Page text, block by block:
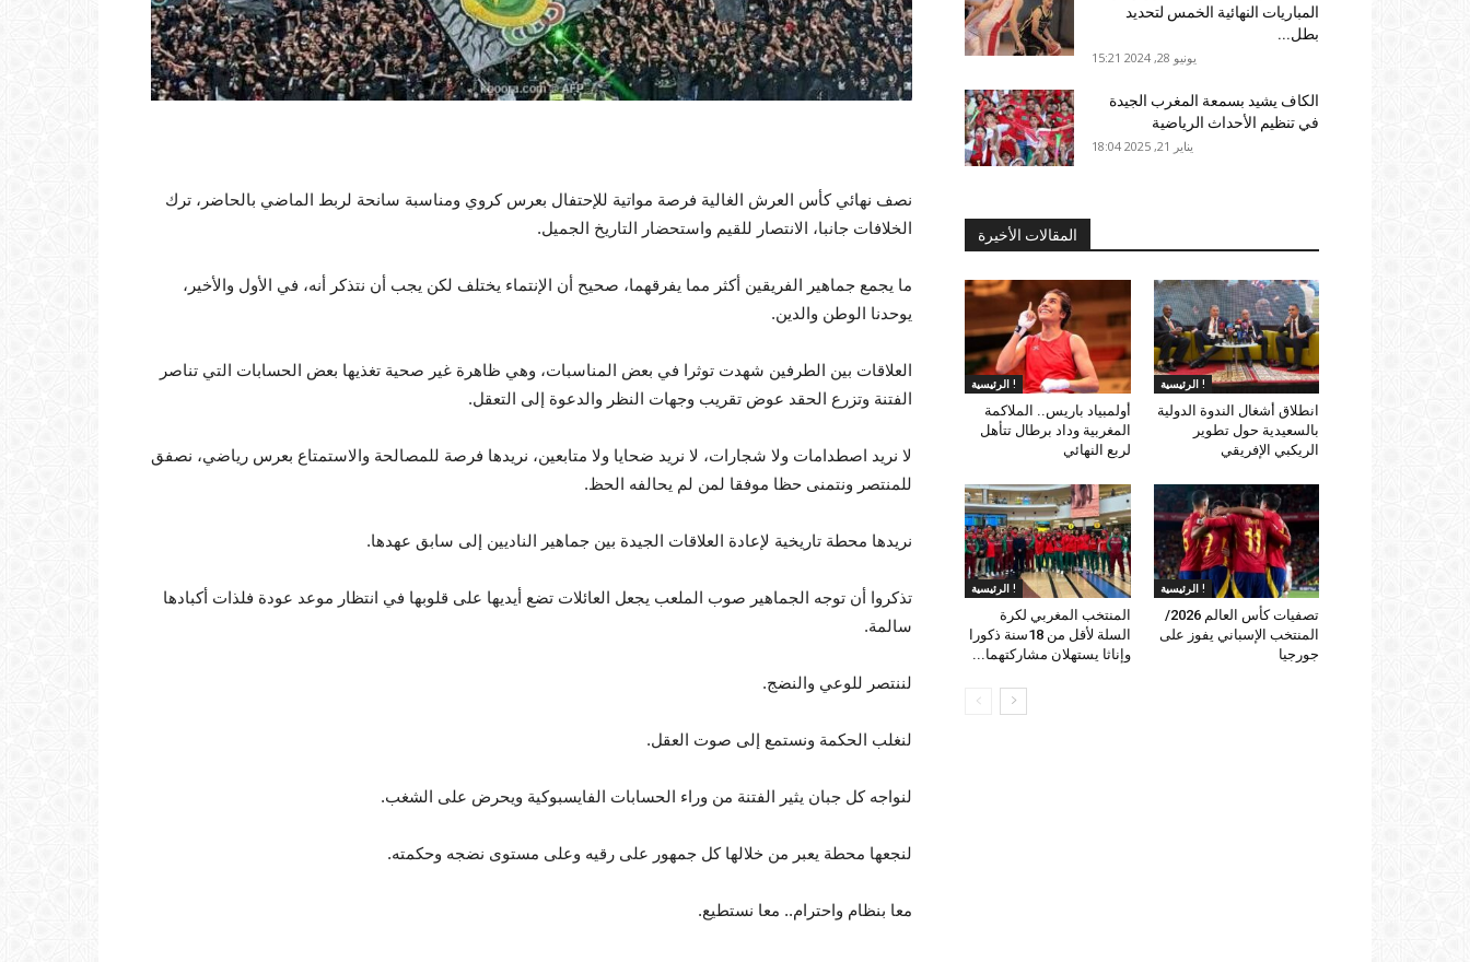
نصف نهائي كأس العرش الغالية فرصة مواتية للإحتفال بعرس كروي ومناسبة سانحة لربط الماضي بالحاضر، ترك
الخلافات جانبا، الانتصار للقيم واستحضار التاريخ الجميل.
ما يجمع جماهير الفريقين أكثر مما يفرقهما، صحيح أن الإنتماء يختلف لكن يجب أن نتذكر أنه، في الأول والأخير،
يوحدنا الوطن والدين.
العلاقات بين الطرفين شهدت توثرا في بعض المناسبات، وهي ظاهرة غير صحية تغذيها بعض الحسابات التي تناصر
الفتنة وتزرع الحقد عوض تقريب وجهات النظر والدعوة إلى التعقل.
لا نريد اصطدامات ولا شجارات، لا نريد ضحايا ولا متابعين، نريدها فرصة للمصالحة والاستمتاع بعرس رياضي، نصفق
للمنتصر ونتمنى حظا موفقا لمن لم يحالفه الحظ.
نريدها محطة تاريخية لإعادة العلاقات الجيدة بين جماهير الناديين إلى سابق عهدها.
تذكروا أن توجه الجماهير صوب الملعب يجعل العائلات تضع أيديها على قلوبها في انتظار موعد عودة فلذات أكبادها
سالمة.
لننتصر للوعي والنضج.
لنغلب الحكمة ونستمع إلى صوت العقل.
لنواجه كل جبان يثير الفتنة من وراء الحسابات الفايسبوكية ويحرض على الشغب.
لنجعها محطة يعبر من خلالها كل جمهور على رقيه وعلى مستوى نضجه وحكمته.
معا بنظام واحترام.. معا نستطيع.
المباريات النهائية الخمس لتحديد
بطل...
يونيو 28, 2024 15:21
الكاف يشيد بسمعة المغرب الجيدة
في تنظيم الأحداث الرياضية
يناير 21, 2025 18:04
المقالات الأخيرة
الرئيسية !
أولمبياد باريس.. الملاكمة
المغربية وداد برطال تتأهل
لربع النهائي
الرئيسية !
انطلاق أشغال الندوة الدولية
بالسعيدية حول تطوير
الريكبي الإفريقي
الرئيسية !
المنتخب المغربي لكرة
السلة لأقل من 18سنة ذكورا
وإناثا يستهلان مشاركتهما...
الرئيسية !
تصفيات كأس العالم 2026/
المنتخب الإسباني يفوز على
جورجيا